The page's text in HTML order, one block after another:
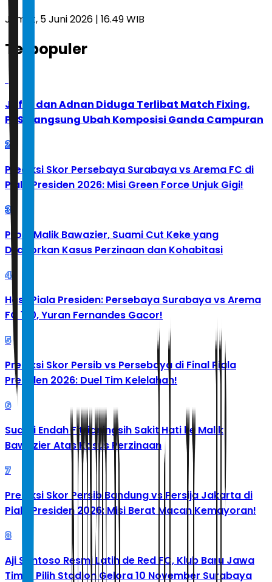
Jumat, 5 Juni 2026 | 16.49 WIB
Terpopuler
Jafar dan Adnan Diduga Terlibat Match Fixing,
PBSI Langsung Ubah Komposisi Ganda Campuran
2
Prediksi Skor Persebaya Surabaya vs Arema FC di
Piala Presiden 2026: Misi Green Force Unjuk Gigi!
3
Profil Malik Bawazier, Suami Cut Keke yang
Dilaporkan Kasus Perzinaan dan Kohabitasi
4
Hasil Piala Presiden: Persebaya Surabaya vs Arema
FC 1-0, Yuran Fernandes Gacor!
5
Prediksi Skor Persib vs Persebaya di Final Piala
Presiden 2026: Duel Tim Kelelahan!
6
Suami Endah Fitrianingsih Sakit Hati ke Malik
Bawazier Atas Kasus Perzinaan
7
Prediksi Skor Persib Bandung vs Persija Jakarta di
Piala Presiden 2026: Misi Berat Macan Kemayoran!
8
Aji Santoso Resmi Latih de Red FC, Klub Baru Jawa
Timur Pilih Stadion Gelora 10 November Surabaya